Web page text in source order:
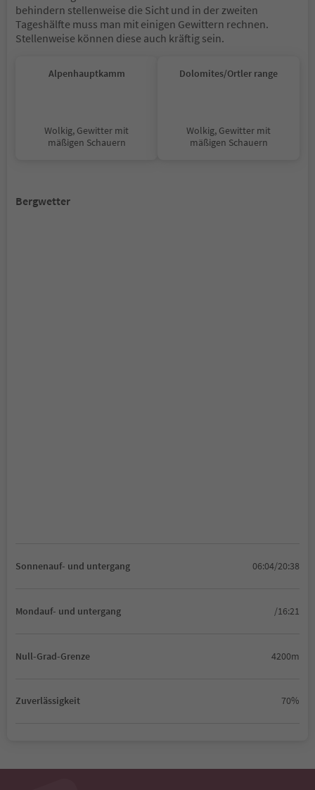
behindern stellenweise die Sicht und in der zweiten
Tageshälfte muss man mit einigen Gewittern rechnen.
Stellenweise können diese auch kräftig sein.
Alpenhauptkamm
Wolkig, Gewitter mit
mäßigen Schauern
Dolomites/Ortler range
Wolkig, Gewitter mit
mäßigen Schauern
Bergwetter
Sonnenauf- und untergang 06:04/20:38
Mondauf- und untergang /16:21
Null-Grad-Grenze 4200m
Zuverlässigkeit 70%